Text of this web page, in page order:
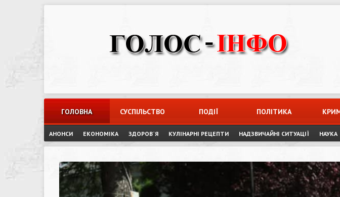
ГОЛОВНА СУСПІЛЬСТВО ПОДІЇ ПОЛІТИКА
АНОНСИ ЕКОНОМІКА ЗДОРОВ`Я КУЛІНАРНІ РЕЦЕПТИ НАДЗВИЧАЙНІ СИТУАЦІЇ НАУКА